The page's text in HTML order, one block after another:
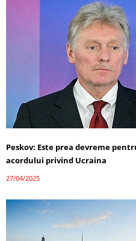
Peskov: Este prea devreme
acordului privind Ucraina
27/04/2025